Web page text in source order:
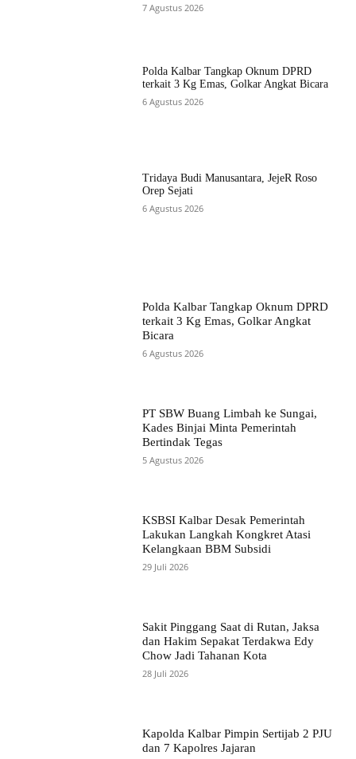
7 Agustus 2026
Polda Kalbar Tangkap Oknum DPRD
terkait 3 Kg Emas, Golkar Angkat Bicara
6 Agustus 2026
Tridaya Budi Manusantara, JejeR Roso
Orep Sejati
6 Agustus 2026
Polda Kalbar Tangkap Oknum DPRD
terkait 3 Kg Emas, Golkar Angkat
Bicara
6 Agustus 2026
PT SBW Buang Limbah ke Sungai,
Kades Binjai Minta Pemerintah
Bertindak Tegas
5 Agustus 2026
KSBSI Kalbar Desak Pemerintah
Lakukan Langkah Kongkret Atasi
Kelangkaan BBM Subsidi
29 Juli 2026
Sakit Pinggang Saat di Rutan, Jaksa
dan Hakim Sepakat Terdakwa Edy
Chow Jadi Tahanan Kota
28 Juli 2026
Kapolda Kalbar Pimpin Sertijab 2 PJU
dan 7 Kapolres Jajaran